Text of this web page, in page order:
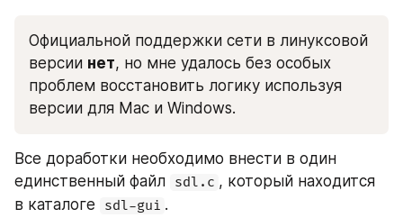
Официальной поддержки сети в линуксовой
версии нет, но мне удалось без особых
проблем восстановить логику используя
версии для Mac и Windows.
Все доработки необходимо внести в один
единственный файл sdl.c , который находится
в каталоге
sdl-gui .